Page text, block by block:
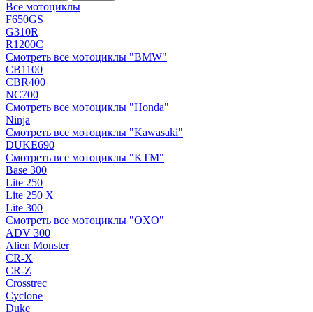
Все мотоциклы
F650GS
G310R
R1200C
Смотреть все мотоциклы "BMW"
CB1100
CBR400
NC700
Смотреть все мотоциклы "Honda"
Ninja
Смотреть все мотоциклы "Kawasaki"
DUKE690
Смотреть все мотоциклы "KTM"
Base 300
Lite 250
Lite 250 X
Lite 300
Смотреть все мотоциклы "OXO"
ADV 300
Alien Monster
CR-X
CR-Z
Crosstrec
Cyclone
Duke